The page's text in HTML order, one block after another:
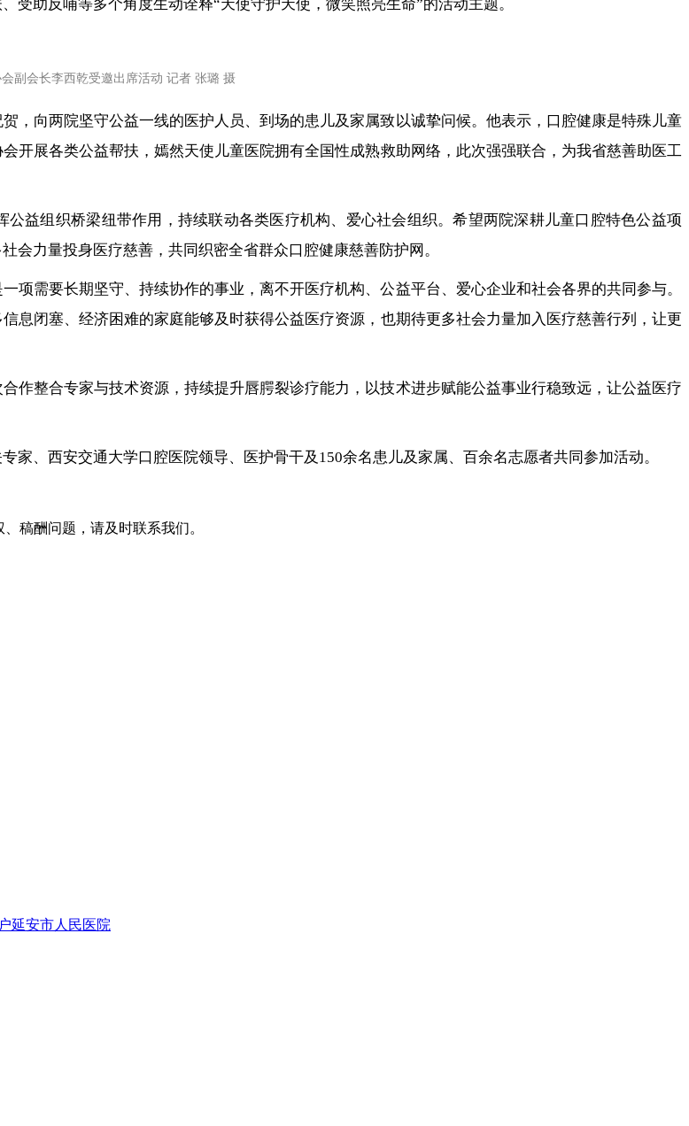
助反哺等多个角度生动诠释“天使守护天使，微笑照亮生命”的活动主题。
副会长李西乾受邀出席活动 记者 张璐 摄
，向两院坚守公益一线的医护人员、到场的患儿及家属致以诚挚问候。他表示，口腔健康是特殊儿童
开展各类公益帮扶，嫣然天使儿童医院拥有全国性成熟救助网络，此次强强联合，为我省慈善助医工
益组织桥梁纽带作用，持续联动各类医疗机构、爱心社会组织。希望两院深耕儿童口腔特色公益项
会力量投身医疗慈善，共同织密全省群众口腔健康慈善防护网。
项需要长期坚守、持续协作的事业，离不开医疗机构、公益平台、爱心企业和社会各界的共同参与。
息闭塞、经济困难的家庭能够及时获得公益医疗资源，也期待更多社会力量加入医疗慈善行列，让更
作整合专家与技术资源，持续提升唇腭裂诊疗能力，以技术进步赋能公益事业行稳致远，让公益医疗
、西安交通大学口腔医院领导、医护骨干及150余名患儿及家属、百余名志愿者共同参加活动。
稿酬问题，请及时联系我们。
延安市人民医院